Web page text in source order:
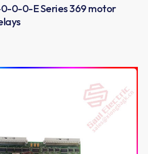
0-0-E Series 369 motor